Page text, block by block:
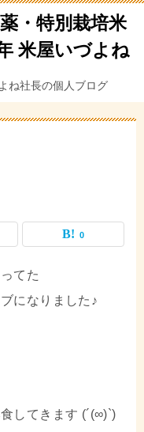
・特別栽培米
米屋いづよね
ね社長の個人ブログ
0
てた
になりました♪
してきます (´(∞)`)